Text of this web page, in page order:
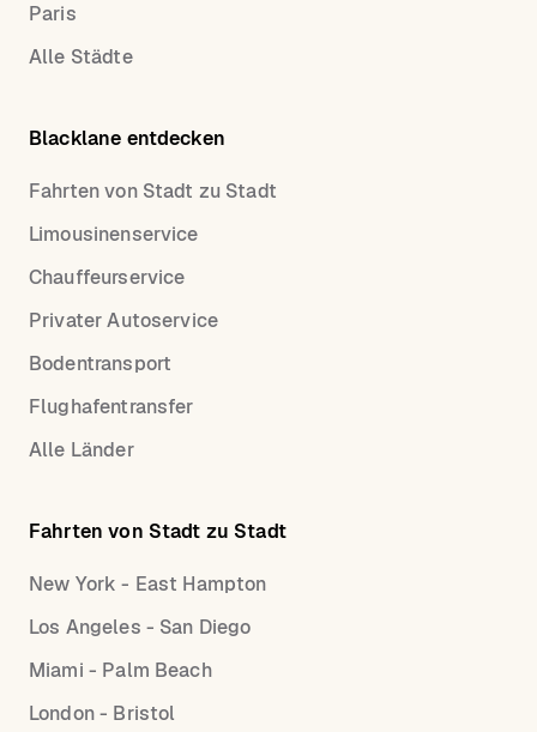
Paris
Alle Städte
Blacklane entdecken
Fahrten von Stadt zu Stadt
Limousinenservice
Chauffeurservice
Privater Autoservice
Bodentransport
Flughafentransfer
Alle Länder
Fahrten von Stadt zu Stadt
New York - East Hampton
Los Angeles - San Diego
Miami - Palm Beach
London - Bristol